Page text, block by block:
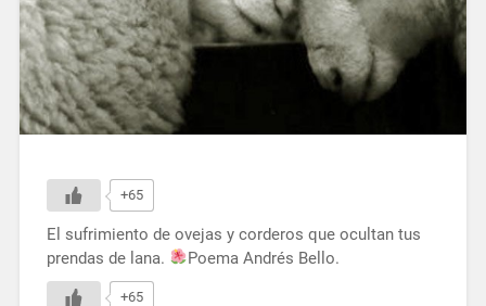
+65
El sufrimiento de ovejas y corderos que ocultan tus
prendas de lana.
Poema Andrés Bello.
+65